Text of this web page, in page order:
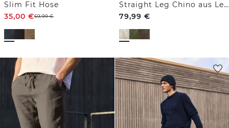
Slim Fit Hose
35,00 €69,99€
Straight Leg Chino aus Leinen
79,99 €